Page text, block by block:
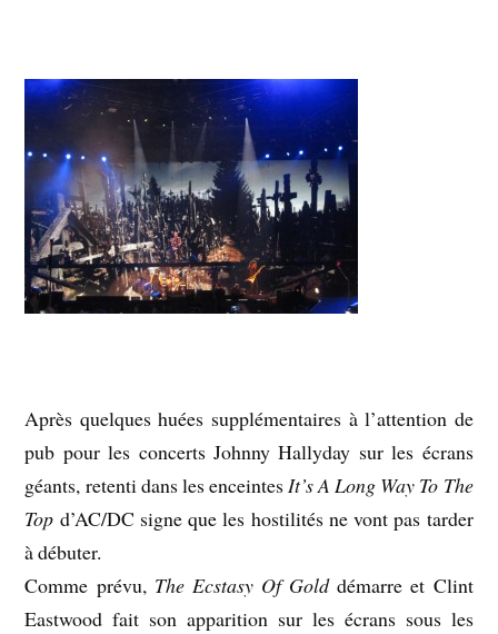
Après quelques huées supplémentaires à l’attention de
pub pour les concerts Johnny Hallyday sur les écrans
géants, retenti dans les enceintesIt’s A Long Way To The
Top d’AC/DC signe que les hostilités ne vont pas tarder
à débuter.
Comme prévu, The Ecstasy Of Golddémarre et Clint
Eastwood fait son apparition sur les écrans sous les